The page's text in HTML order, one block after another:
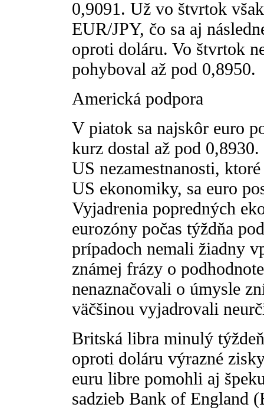
0,9091. Už vo štvrtok
EUR/JPY, čo sa aj
oproti doláru. Vo štvrtok
pohyboval až pod 0,8950.
Americká podpora
V piatok sa najskôr euro
kurz dostal až pod
US nezamestnanosti,
US ekonomiky, sa euro
Vyjadrenia popredných
eurozóny počas týždňa
prípadoch nemali žiadny
známej frázy o
nenaznačovali o úmysle
väčšinou vyjadrovali
Britská libra minulý
oproti doláru výrazné
euru libre pomohli aj
sadzieb Bank of England